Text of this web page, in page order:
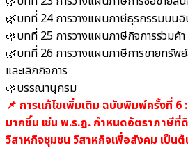
🌿บทที่ 24 การวางแผนภาษีธุรกรรมบนอิ
🌿บทที่ 25 การวางแผนภาษีกิจการร่วมค้
🌿บทที่ 26 การวางแผนภาษีการขายทรัพ
และเลิกกิจการ
🌿บรรณานุกรม
📌 การแก้ไขเพิ่มเติม ฉบับพิมพ์ครั้งที่ 6
มากขึ้น เช่น พ.ร.ฎ. กำหนดอัตราภาษีที่
วิสาหกิจชุมชน วิสาหกิจเพื่อสังคม เป็นต้